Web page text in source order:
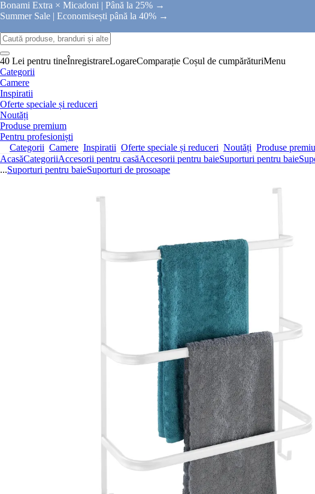
Bonami Extra × Micadoni | Până la 25% →
Summer Sale | Economisești până la 40% →
40 Lei pentru tineÎnregistrareLogareComparație Coșul de cumpărăturiMenu
Categorii
Camere
Inspiratii
Oferte speciale și reduceri
Noutăți
Produse premium
Pentru profesioniști
Categorii Camere Inspiratii Oferte speciale și reduceri Noutăți Produse
AcasăCategoriiAccesorii pentru casăAccesorii pentru baieSuporturi pentru baie
...Suporturi pentru baieSuporturi de prosoape